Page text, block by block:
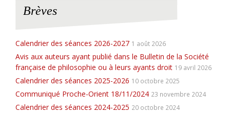
Brèves
Calendrier des séances 2026-2027 1 août 2026
Avis aux auteurs ayant publié dans le Bulletin de la Société
française de philosophie ou à leurs ayants droit 19 avril 2026
Calendrier des séances 2025-2026 10 octobre 2025
Communiqué Proche-Orient 18/11/2024 23 novembre 2024
Calendrier des séances 2024-2025 20 octobre 2024